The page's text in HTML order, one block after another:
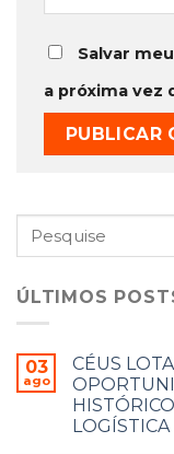
Salvar
a próxima vez
ÚLTIMOS
03
ago
CÉUS